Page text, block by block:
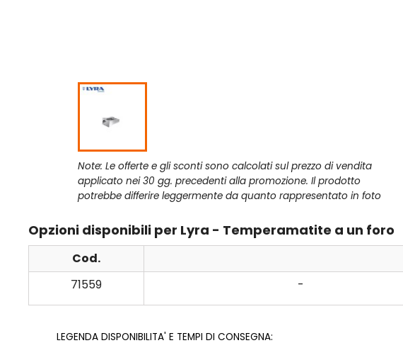
Note: Le offerte e gli sconti sono calcolati sul prezzo di vendita
applicato nei 30 gg. precedenti alla promozione. Il prodotto
potrebbe differire leggermente da quanto rappresentato in foto
Opzioni disponibili per Lyra - Temperamatite a un foro
Cod.
71559
-
LEGENDA DISPONIBILITA' E TEMPI DI CONSEGNA: